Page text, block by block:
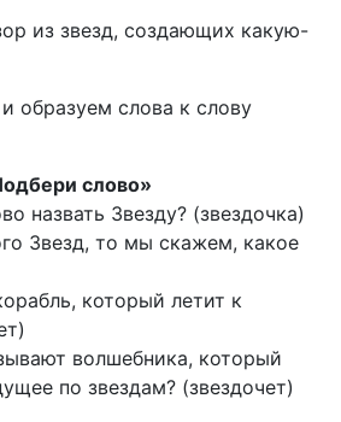
из звезд, создающих какую-
образуем слова к слову
слово»
назвать Звезду? (звездочка)
Звезд, то мы скажем, какое
который летит к
волшебника, который
по звездам? (звездочет)